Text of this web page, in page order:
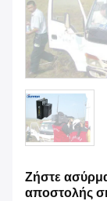
Ζήστε
αποστολής